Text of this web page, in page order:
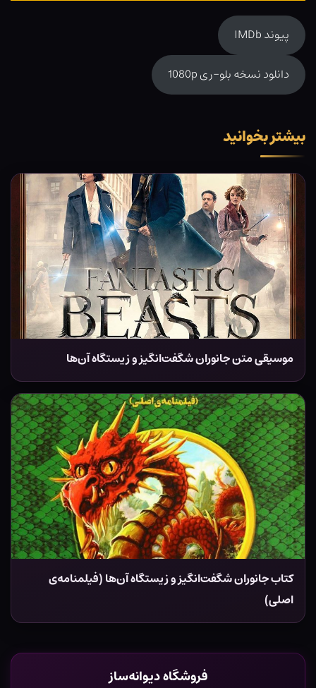
پیوند IMDb
دانلود نسخه بلو-ری 1080p
بیشتر بخوانید
موسیقی متن جانوران شگفت‌انگیز و زیستگاه آن‌ها
کتاب جانوران شگفت‌انگیز و زیستگاه آن‌ها (فیلمنامه‌ی
اصلی)
فروشگاه دیوانه‌ساز